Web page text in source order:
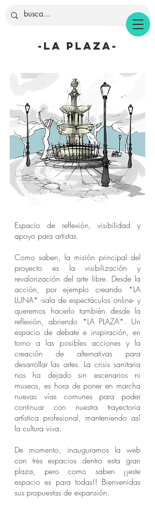
-la plaza-
Espacio de reflexión, visibilidad y
apoyo para artistas.
Como saben, la misión principal del
proyecto es la visibilización y
revalorización del arte libre. Desde la
acción, por ejemplo creando *LA
LUNA* -sala de espectáculos online- y
queremos hacerlo también desde la
reflexión, abriendo *LA PLAZA*. Un
espacio de debate e inspiración, en
torno a las posibles acciones y la
creación de alternativas para
desarrollar las artes. La crisis sanitaria
nos ha dejado sin escenarios ni
museos, es hora de poner en marcha
nuevas vías comunes para poder
continuar con nuestra trayectoria
artística profesional, manteniendo así
la cultura viva.
De momento, inauguramos la web
con tres espacios dentro esta gran
plaza, pero como saben ¡¡este
espacio es para todas!! Bienvenidas
sus propuestas de expansión.